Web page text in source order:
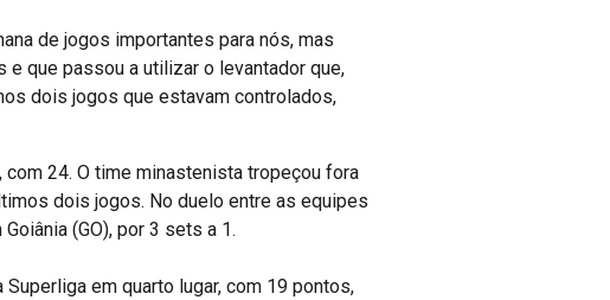
de jogos importantes para nós, mas
que passou a utilizar o levantador que,
dois jogos que estavam controlados,
24. O time minastenista tropeçou fora
dois jogos. No duelo entre as equipes
(GO), por 3 sets a 1.
em quarto lugar, com 19 pontos,